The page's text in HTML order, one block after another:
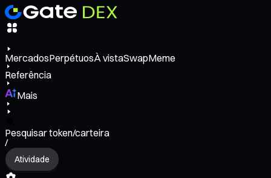
MercadosPerpétuosÀ vistaSwapMeme
Referência
Mais
Pesquisar token/carteira
/
Atividade